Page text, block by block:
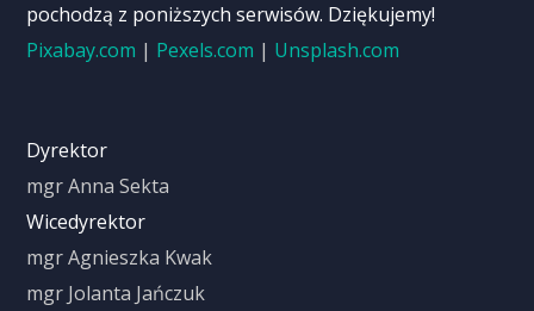
pochodzą z poniższych serwisów. Dziękujemy!
Pixabay.com | Pexels.com | Unsplash.com
Dyrektor
mgr Anna Sekta
Wicedyrektor
mgr Agnieszka Kwak
mgr Jolanta Jańczuk